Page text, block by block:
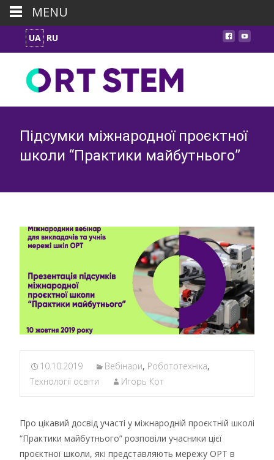
UA RU
Підсумки міжнародної проєктної
школи “Практики майбутнього”
10.10.2019 Вебінари, Робототехніка,
Технології освіти
Игорь Кот
Про цікавий досвід участі у міжнародній проєктній школі
“Практики майбутнього” розповіли учасники цієї
проєктної школи, які представляють мережу ОРТ в
MENU